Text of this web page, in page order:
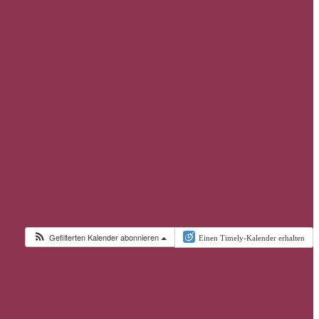
Gefilterten Kalender abonnieren Einen Timely-Kalender erhalten